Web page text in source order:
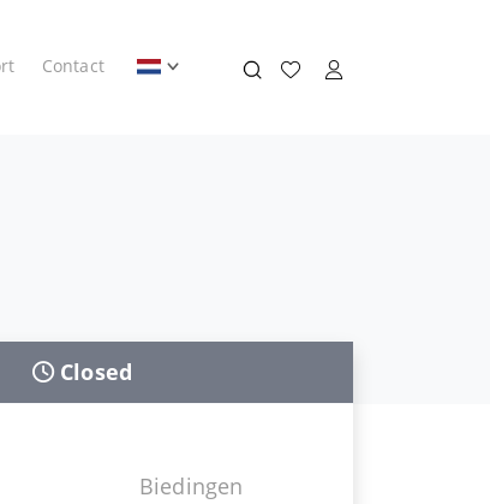
Contact
Closed
Biedingen